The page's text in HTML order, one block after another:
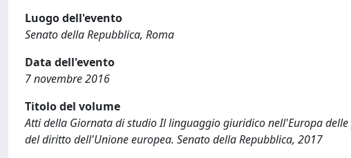
Luogo dell'evento
Senato della Repubblica, Roma
Data dell'evento
7 novembre 2016
Titolo del volume
Atti della Giornata di studio Il linguaggio giuridico nell'Europa
del diritto dell'Unione europea. Senato della Repubblica, 2017